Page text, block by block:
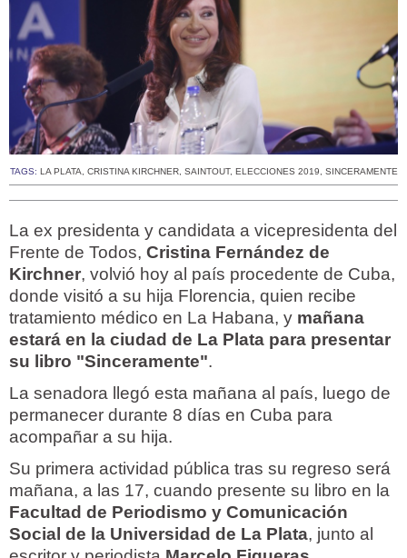
TAGS: LA PLATA, CRISTINA KIRCHNER, SAINTOUT, ELECCIONES 2019, SINCERAMENTE
La ex presidenta y candidata a vicepresidenta del
Frente de Todos, Cristina Fernández de
Kirchner, volvió hoy al país procedente de Cuba,
donde visitó a su hija Florencia, quien recibe
tratamiento médico en La Habana, y mañana
estará en la ciudad de La Plata para presentar
su libro "Sinceramente".
La senadora llegó esta mañana al país, luego de
permanecer durante 8 días en Cuba para
acompañar a su hija.
Su primera actividad pública tras su regreso será
mañana, a las 17, cuando presente su libro en la
Facultad de Periodismo y Comunicación
Social de la Universidad de La Plata, junto al